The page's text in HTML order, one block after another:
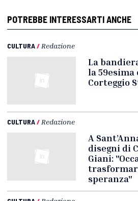
POTREBBE INTERESSARTI ANCHE
CULTURA/ Redazione
La
la 59esima
Corteggio
CULTURA/ Redazione
A
disegni di
Giani:
speranza"